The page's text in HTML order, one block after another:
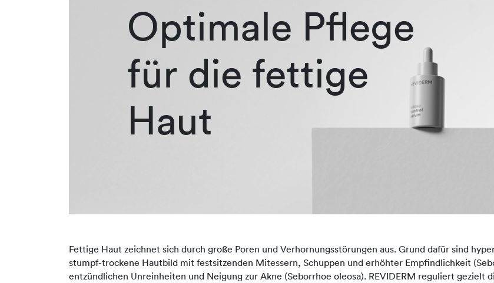
Optimale Pflege
für die fettige
Haut
Fettige Haut zeichnet sich durch große Poren und Verhornungsstörungen aus. Grund dafür sind
stumpf-trockene Hautbild mit festsitzenden Mitessern, Schuppen und erhöhter Empfindlichkeit
entzündlichen Unreinheiten und Neigung zur Akne (Seborrhoe oleosa). REVIDERM reguliert